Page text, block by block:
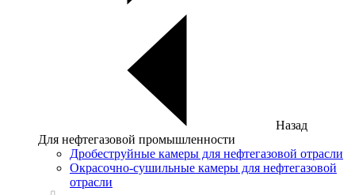
Назад
Для нефтегазовой промышленности
Дробеструйные камеры для нефтегазовой отрасли
Окрасочно-сушильные камеры для нефтегазовой
отрасли